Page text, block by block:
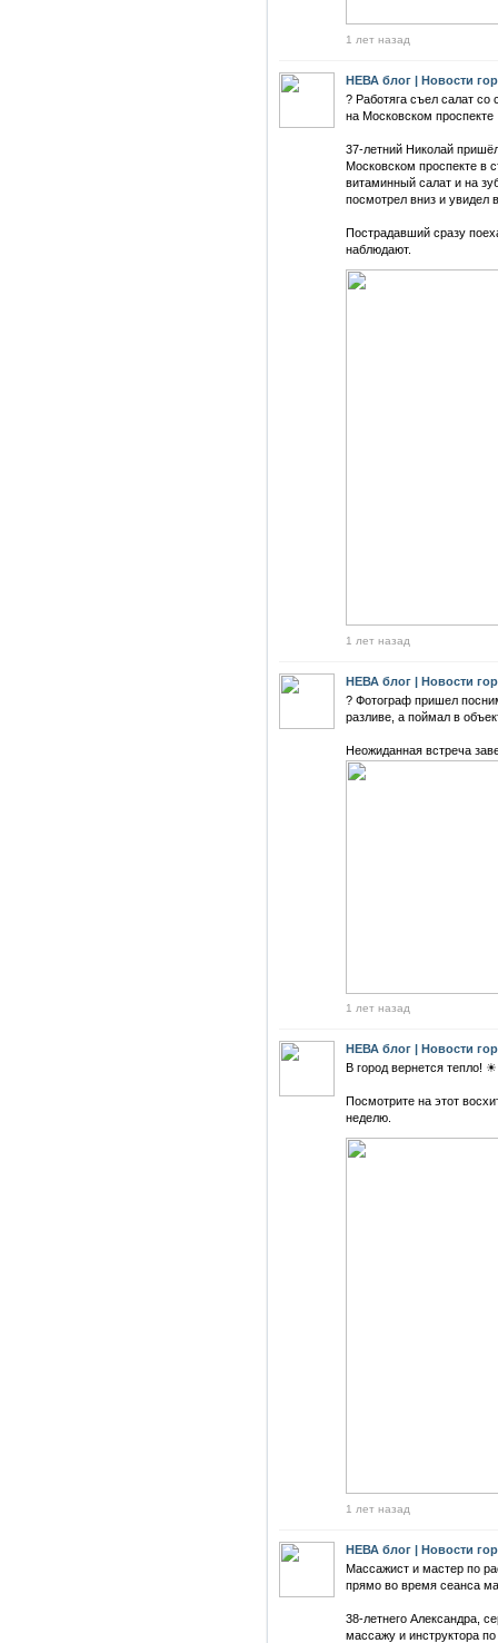
1 лет назад
НЕВА блог | Новости
? Работяга съел салат со
на Московском проспекте
37-летний Николай
Московском проспекте в
витаминный салат и на
посмотрел вниз и увидел
Пострадавший сразу
наблюдают.
1 лет назад
НЕВА блог | Новости
? Фотограф пришел
разливе, а поймал в
Неожиданная встреча
1 лет назад
НЕВА блог | Новости
В город вернется тепло! ☀
Посмотрите на этот
неделю.
1 лет назад
НЕВА блог | Новости
Массажист и мастер по
прямо во время сеанса
38-летнего Александра,
массажу и инструктора